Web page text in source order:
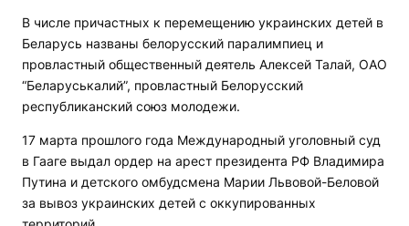
В числе причастных к перемещению украинских детей в
Беларусь названы белорусский паралимпиец и
провластный общественный деятель Алексей Талай, ОАО
“Беларуськалий”, провластный Белорусский
республиканский союз молодежи.
17 марта прошлого года Международный уголовный суд
в Гааге выдал ордер на арест президента РФ Владимира
Путина и детского омбудсмена Марии Львовой-Беловой
за вывоз украинских детей с оккупированных